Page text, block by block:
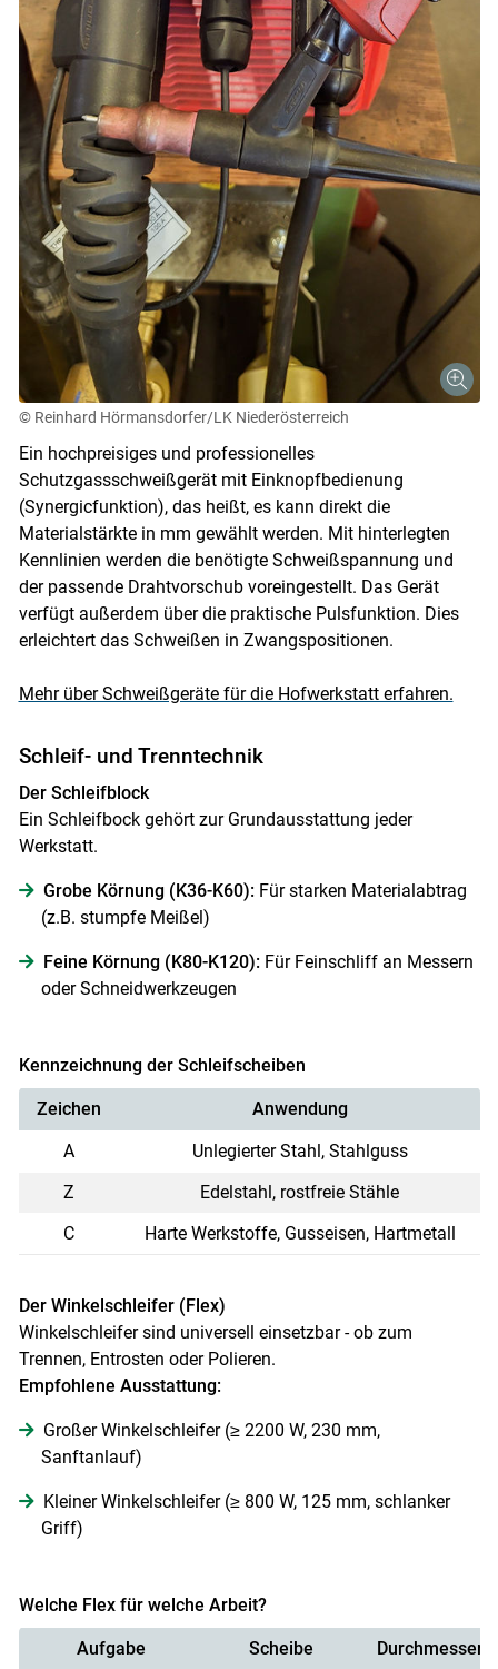
© Reinhard Hörmansdorfer/LK Niederösterreich
Ein hochpreisiges und professionelles
Schutzgassschweißgerät mit Einknopfbedienung
(Synergicfunktion), das heißt, es kann direkt die
Materialstärkte in mm gewählt werden. Mit hinterlegten
Kennlinien werden die benötigte Schweißspannung und
der passende Drahtvorschub voreingestellt. Das Gerät
verfügt außerdem über die praktische Pulsfunktion. Dies
erleichtert das Schweißen in Zwangspositionen.
Mehr über Schweißgeräte für die Hofwerkstatt erfahren.
Schleif- und Trenntechnik
Der Schleifblock
Ein Schleifbock gehört zur Grundausstattung jeder
Werkstatt.
Grobe Körnung (K36-K60):Für starken Materialabtrag
(z.B. stumpfe Meißel)
Feine Körnung (K80-K120):Für Feinschliff an Messern
oder Schneidwerkzeugen
Kennzeichnung der Schleifscheiben
Zeichen
Anwendung
A
Unlegierter Stahl, Stahlguss
Z
Edelstahl, rostfreie Stähle
C
Harte Werkstoffe, Gusseisen, Hartmetall
Der Winkelschleifer (Flex)
Winkelschleifer sind universell einsetzbar - ob zum
Trennen, Entrosten oder Polieren.
Empfohlene Ausstattung:
Großer Winkelschleifer (≥ 2200 W, 230 mm,
Sanftanlauf)
Kleiner Winkelschleifer (≥ 800 W, 125 mm, schlanker
Griff)
Welche Flex für welche Arbeit?
Aufgabe Scheibe Durchmesser